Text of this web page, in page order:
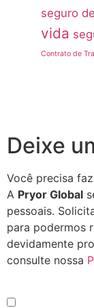
seguro
vida
Contrato de
Deixe
Você precisa
A Pryor Global
pessoais.
para podermos
devidamente
consulte nossa